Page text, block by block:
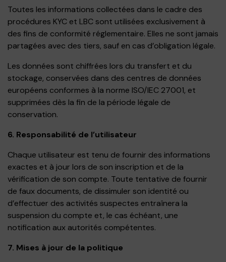
Toutes les informations collectées dans le cadre des
procédures KYC et LBC sont utilisées exclusivement à
des fins de conformité réglementaire. Elles ne sont jamais
partagées avec des tiers, sauf en cas d’obligation légale.
Les données sont chiffrées lors du transfert et du
stockage, conservées dans des centres de données
européens conformes à la norme ISO/IEC 27001, et
supprimées dès la fin de la période légale de
conservation.
6. Responsabilité de l’utilisateur
Chaque utilisateur est tenu de fournir des informations
exactes et à jour lors de son inscription et de la
vérification de son compte. Toute tentative de fournir
de faux documents, de dissimuler son identité ou
d’effectuer des activités suspectes entraînera la
suspension du compte et, le cas échéant, une
notification aux autorités compétentes.
7. Mises à jour de la politique